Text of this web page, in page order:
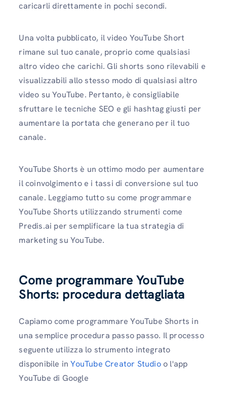
caricarli direttamente in pochi secondi.
Una volta pubblicato, il video YouTube Short
rimane sul tuo canale, proprio come qualsiasi
altro video che carichi. Gli shorts sono rilevabili e
visualizzabili allo stesso modo di qualsiasi altro
video su YouTube. Pertanto, è consigliabile
sfruttare le tecniche SEO e gli hashtag giusti per
aumentare la portata che generano per il tuo
canale.
YouTube Shorts è un ottimo modo per aumentare
il coinvolgimento e i tassi di conversione sul tuo
canale. Leggiamo tutto su come programmare
YouTube Shorts utilizzando strumenti come
Predis.ai per semplificare la tua strategia di
marketing su YouTube.
Come programmare YouTube
Shorts: procedura dettagliata
Capiamo come programmare YouTube Shorts in
una semplice procedura passo passo. Il processo
seguente utilizza lo strumento integrato
disponibile inYouTube Creator Studioo l'app
YouTube di Google